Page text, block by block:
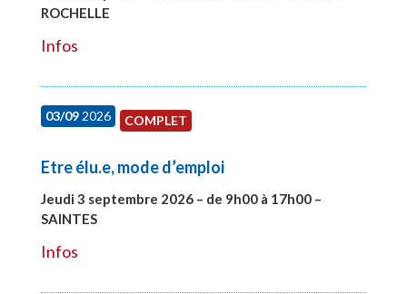
ROCHELLE
Infos
03/092026 COMPLET
Etre élu.e, mode d’emploi
Jeudi 3 septembre 2026 – de 9h00 à 17h00 –
SAINTES
Infos